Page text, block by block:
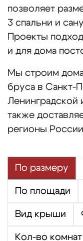
позволяет
3 спальни и
Проекты
и для дома
Мы строим
бруса в Санкт-
Ленинградской
также
регионы
По размеру
По площади
Вид крыши
Кол-во комнат